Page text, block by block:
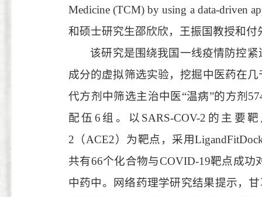
Medicine (TCM) by using a data-driven
和硕士研究生邵欣欣，王振国教授和
该研究是围绕我国一线疫情防控
成分的虚拟筛选实验，挖掘中医药在
代方剂中筛选主治中医“温病”的方剂
配伍 6 组。以 SARS-COV-2 的主要
2 （ACE2）为靶点，采用
共有66个化合物与COVID-19靶点成功
中药中。 网络药理学研究结果提示，